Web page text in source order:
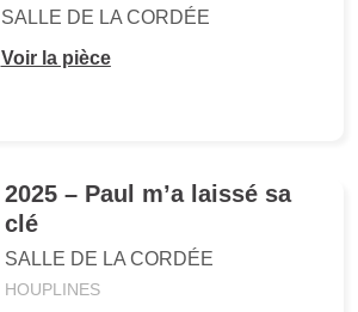
SALLE DE LA CORDÉE
Voir la pièce
2025 – Paul m’a laissé sa
clé
SALLE DE LA CORDÉE
HOUPLINES